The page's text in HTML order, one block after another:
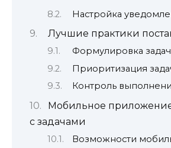
Настройка
Лучшие практики
Формулировка задач
Приоритизация
Контроль
Мобильное
с задачами
Возможности